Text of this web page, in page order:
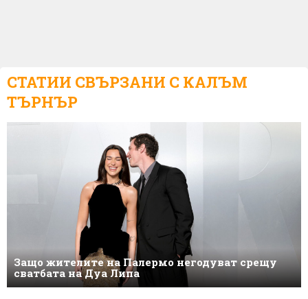
СТАТИИ СВЪРЗАНИ С КАЛЪМ
ТЪРНЪР
Защо жителите на Палермо негодуват срещу
сватбата на Дуа Липа